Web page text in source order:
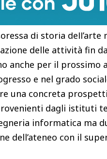
ai ragazzi
dalle università
di storia dell’arte
delle attività fin
anche per il prossimo
e nel grado
una concreta
dagli istituti
informatica ma
dell’ateneo con il